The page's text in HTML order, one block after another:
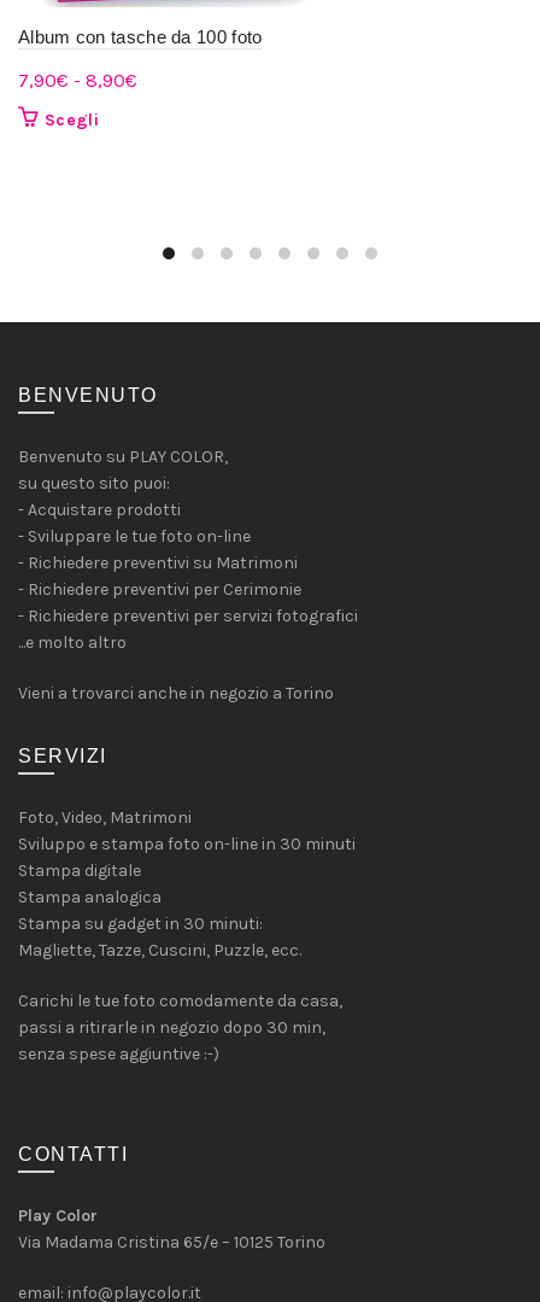
Album con tasche da 100 foto
7,90€ - 8,90€
8,90€
ScegliQuesto
nella
prodotto
BENVENUTO
Benvenuto su PLAY COLOR,
su questo sito puoi:
- Acquistare prodotti
- Sviluppare le tue foto on-line
- Richiedere preventivi su Matrimoni
- Richiedere preventivi per Cerimonie
- Richiedere preventivi per servizi fotografici
...e molto altro
Vieni a trovarci anche in negozio a Torino
SERVIZI
Foto, Video, Matrimoni
Sviluppo e stampa foto on-line in 30 minuti
Stampa digitale
Stampa analogica
Stampa su gadget in 30 minuti:
Magliette, Tazze, Cuscini, Puzzle, ecc.
Carichi le tue foto comodamente da casa,
passi a ritirarle in negozio dopo 30 min,
senza spese aggiuntive :-)
CONTATTI
Play Color
Via Madama Cristina 65/e – 10125 Torino
email: info@playcolor.it